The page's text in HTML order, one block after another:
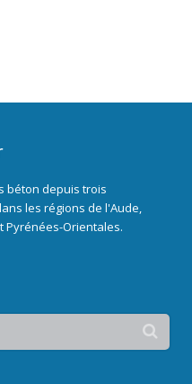
béton depuis trois
les régions de l'Aude,
Pyrénées-Orientales.